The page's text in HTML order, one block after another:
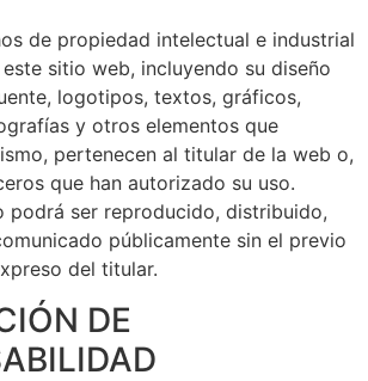
de propiedad intelectual e industrial
sitio web, incluyendo su diseño
logotipos, textos, gráficos,
y otros elementos que
pertenecen al titular de la web o,
que han autorizado su uso.
podrá ser reproducido, distribuido,
públicamente sin el previo
del titular.
DE